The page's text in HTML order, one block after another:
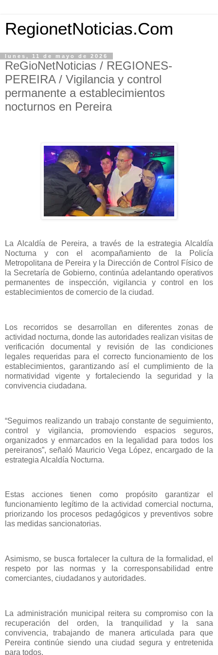
RegionetNoticias.Com
lunes, 11 de mayo de 2026
ReGioNetNoticias / REGIONES-
PEREIRA / Vigilancia y control
permanente a establecimientos
nocturnos en Pereira
La Alcaldía de Pereira, a través de la estrategia Alcaldía
Nocturna y con el acompañamiento de la Policía
Metropolitana de Pereira y la Dirección de Control Físico de
la Secretaría de Gobierno, continúa adelantando operativos
permanentes de inspección, vigilancia y control en los
establecimientos de comercio de la ciudad.
Los recorridos se desarrollan en diferentes zonas de
actividad nocturna, donde las autoridades realizan visitas de
verificación documental y revisión de las condiciones
legales requeridas para el correcto funcionamiento de los
establecimientos, garantizando así el cumplimiento de la
normatividad vigente y fortaleciendo la seguridad y la
convivencia ciudadana.
“Seguimos realizando un trabajo constante de seguimiento,
control y vigilancia, promoviendo espacios seguros,
organizados y enmarcados en la legalidad para todos los
pereiranos”, señaló Mauricio Vega López, encargado de la
estrategia Alcaldía Nocturna.
Estas acciones tienen como propósito garantizar el
funcionamiento legítimo de la actividad comercial nocturna,
priorizando los procesos pedagógicos y preventivos sobre
las medidas sancionatorias.
Asimismo, se busca fortalecer la cultura de la formalidad, el
respeto por las normas y la corresponsabilidad entre
comerciantes, ciudadanos y autoridades.
La administración municipal reitera su compromiso con la
recuperación del orden, la tranquilidad y la sana
convivencia, trabajando de manera articulada para que
Pereira continúe siendo una ciudad segura y entretenida
para todos.